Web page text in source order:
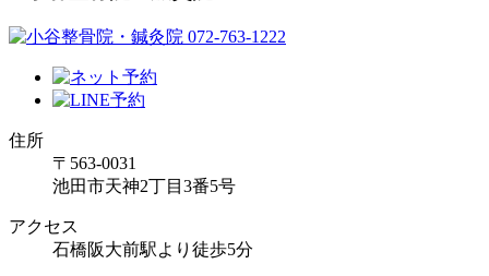
住所
〒563-0031
池田市天神2丁目3番5号
アクセス
石橋阪大前駅より徒歩5分